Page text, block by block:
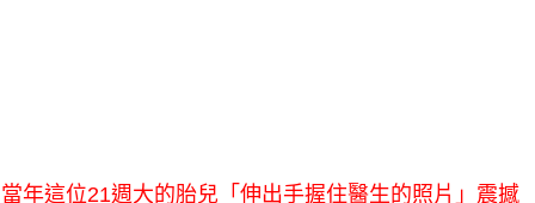
當年這位21週大的胎兒「伸出手握住醫生的照片」震撼